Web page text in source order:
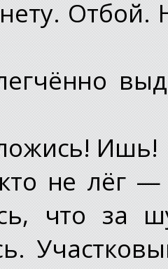
Отбой.
Ишь!
не лёг
что за